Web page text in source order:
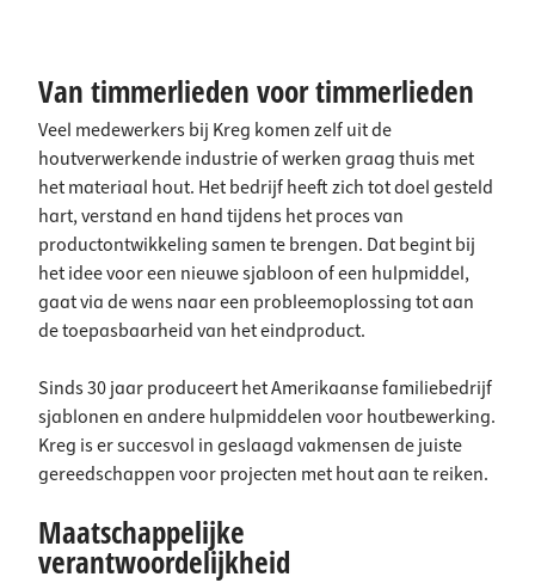
Van timmerlieden voor timmerlieden
Veel medewerkers bij Kreg komen zelf uit de
houtverwerkende industrie of werken graag thuis met
het materiaal hout. Het bedrijf heeft zich tot doel gesteld
hart, verstand en hand tijdens het proces van
productontwikkeling samen te brengen. Dat begint bij
het idee voor een nieuwe sjabloon of een hulpmiddel,
gaat via de wens naar een probleemoplossing tot aan
de toepasbaarheid van het eindproduct.
Sinds 30 jaar produceert het Amerikaanse familiebedrijf
sjablonen en andere hulpmiddelen voor houtbewerking.
Kreg is er succesvol in geslaagd vakmensen de juiste
gereedschappen voor projecten met hout aan te reiken.
Maatschappelijke
verantwoordelijkheid